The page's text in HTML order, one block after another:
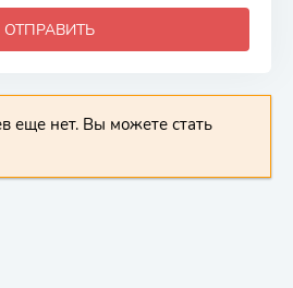
ОТПРАВИТЬ
еще нет. Вы можете стать